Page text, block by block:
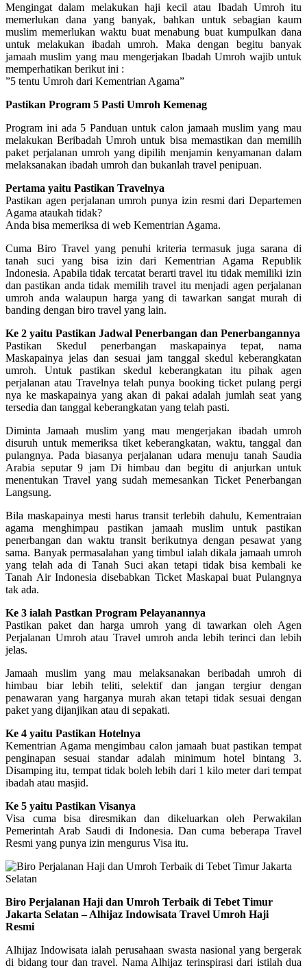
Mengingat dalam melakukan haji kecil atau Ibadah Umroh itu
memerlukan dana yang banyak, bahkan untuk sebagian kaum
muslim memerlukan waktu buat menabung buat kumpulkan dana
untuk melakukan ibadah umroh. Maka dengan begitu banyak
jamaah muslim yang mau mengerjakan Ibadah Umroh wajib untuk
memperhatikan berikut ini :
”5 tentu Umroh dari Kementrian Agama”
Pastikan Program 5 Pasti Umroh Kemenag
Program ini ada 5 Panduan untuk calon jamaah muslim yang mau
melakukan Beribadah Umroh untuk bisa memastikan dan memilih
paket perjalanan umroh yang dipilih menjamin kenyamanan dalam
melaksanakan ibadah umroh dan bukanlah travel penipuan.
Pertama yaitu Pastikan Travelnya
Pastikan agen perjalanan umroh punya izin resmi dari Departemen
Agama ataukah tidak?
Anda bisa memeriksa di web Kementrian Agama.
Cuma Biro Travel yang penuhi kriteria termasuk juga sarana di
tanah suci yang bisa izin dari Kementrian Agama Republik
Indonesia. Apabila tidak tercatat berarti travel itu tidak memiliki izin
dan pastikan anda tidak memilih travel itu menjadi agen perjalanan
umroh anda walaupun harga yang di tawarkan sangat murah di
banding dengan biro travel yang lain.
Ke 2 yaitu Pastikan Jadwal Penerbangan dan Penerbangannya
Pastikan Skedul penerbangan maskapainya tepat, nama
Maskapainya jelas dan sesuai jam tanggal skedul keberangkatan
umroh. Untuk pastikan skedul keberangkatan itu pihak agen
perjalanan atau Travelnya telah punya booking ticket pulang pergi
nya ke maskapainya yang akan di pakai adalah jumlah seat yang
tersedia dan tanggal keberangkatan yang telah pasti.
Diminta Jamaah muslim yang mau mengerjakan ibadah umroh
disuruh untuk memeriksa tiket keberangkatan, waktu, tanggal dan
pulangnya. Pada biasanya perjalanan udara menuju tanah Saudia
Arabia seputar 9 jam Di himbau dan begitu di anjurkan untuk
menentukan Travel yang sudah memesankan Ticket Penerbangan
Langsung.
Bila maskapainya mesti harus transit terlebih dahulu, Kementraian
agama menghimpau pastikan jamaah muslim untuk pastikan
penerbangan dan waktu transit berikutnya dengan pesawat yang
sama. Banyak permasalahan yang timbul ialah dikala jamaah umroh
yang telah ada di Tanah Suci akan tetapi tidak bisa kembali ke
Tanah Air Indonesia disebabkan Ticket Maskapai buat Pulangnya
tak ada.
Ke 3 ialah Pastkan Program Pelayanannya
Pastikan paket dan harga umroh yang di tawarkan oleh Agen
Perjalanan Umroh atau Travel umroh anda lebih terinci dan lebih
jelas.
Jamaah muslim yang mau melaksanakan beribadah umroh di
himbau biar lebih teliti, selektif dan jangan tergiur dengan
penawaran yang harganya murah akan tetapi tidak sesuai dengan
paket yang dijanjikan atau di sepakati.
Ke 4 yaitu Pastikan Hotelnya
Kementrian Agama mengimbau calon jamaah buat pastikan tempat
penginapan sesuai standar adalah minimum hotel bintang 3.
Disamping itu, tempat tidak boleh lebih dari 1 kilo meter dari tempat
ibadah atau masjid.
Ke 5 yaitu Pastikan Visanya
Visa cuma bisa diresmikan dan dikeluarkan oleh Perwakilan
Pemerintah Arab Saudi di Indonesia. Dan cuma beberapa Travel
Resmi yang punya izin mengurus Visa itu.
Biro Perjalanan Haji dan Umroh Terbaik di Tebet Timur
Jakarta Selatan – Alhijaz Indowisata Travel Umroh Haji
Resmi
Alhijaz Indowisata ialah perusahaan swasta nasional yang bergerak
di bidang tour dan travel. Nama Alhijaz terinspirasi dari istilah dua